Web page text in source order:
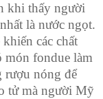
khi thấy người
là nước ngọt.
các chất
fondue làm
rượu nóng để
tử mà người Mỹ